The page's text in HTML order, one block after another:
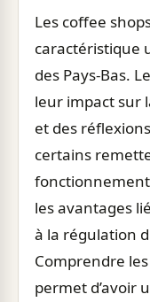
Les coffee
caractéristique
des Pays-Bas.
leur impact sur
et des
certains
les avantages
à la régulation
Comprendre
permet d’avoir